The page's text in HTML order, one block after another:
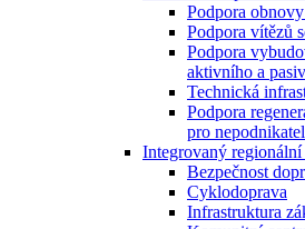
Podpora
Podpora vítězů
Podpora
aktivního a
Technická
Podpora
pro
Integrovaný
Bezpečnost
Cyklodoprava
Infrastruktura